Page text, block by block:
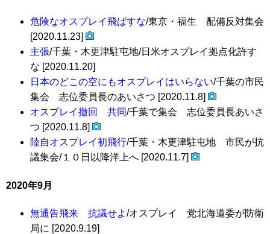
危険なオスプレイ飛ばすな/東京・福生 配備反対集会
[2020.11.23]
主張/千葉・木更津駐屯地/日米オスプレイ拠点化許す
な [2020.11.20]
日本のどこの空にもオスプレイはいらない/千葉の市民
集会 志位委員長のあいさつ [2020.11.8]
オスプレイ撤回 共同/千葉で集会 志位委員長あいさ
つ [2020.11.8]
陸自オスプレイ初飛行/千葉・木更津駐屯地 市民が抗
議集会/１０日以降洋上へ [2020.11.7]
2020年9月
無通告飛来 抗議せよ/オスプレイ 党北海道委が防衛
局に [2020.9.19]